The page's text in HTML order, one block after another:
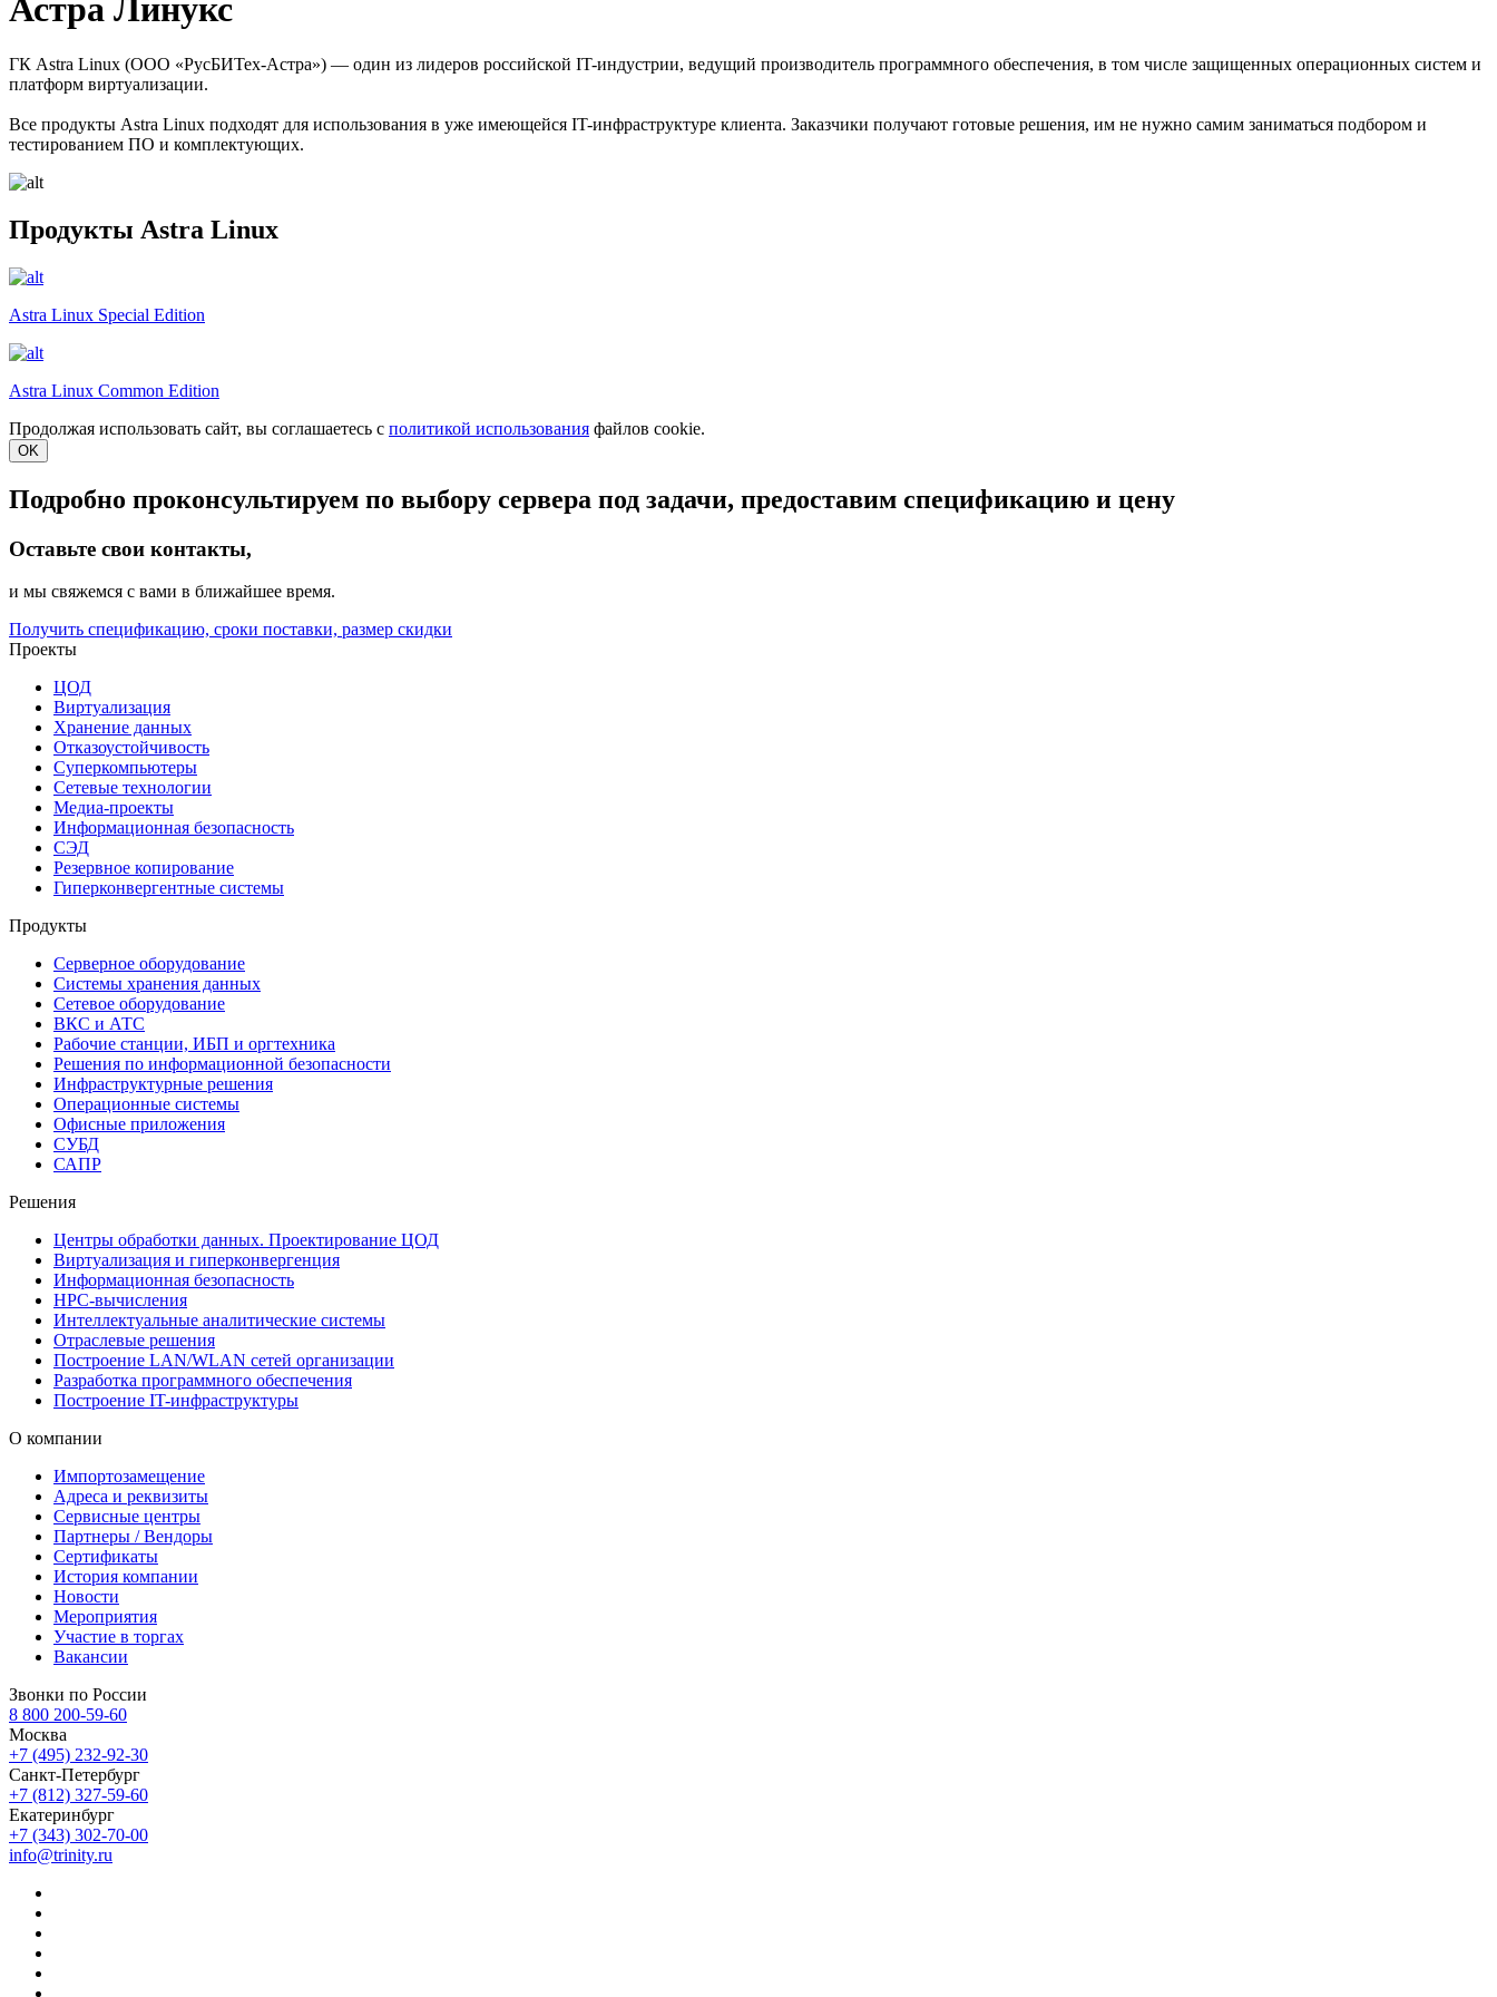
Астра Линукс
ГК Astra Linux (ООО «РусБИТех-Астра») — один из лидеров российской IT-индустрии, ведущий производитель программного обеспечения, в том числе защищенных операционных систем и
платформ виртуализации.
Все продукты Astra Linux подходят для использования в уже имеющейся IT-инфраструктуре клиента. Заказчики получают готовые решения, им не нужно самим заниматься подбором и
тестированием ПО и комплектующих.
Продукты Astra Linux
Astra Linux Special Edition
Astra Linux Common Edition
Продолжая использовать сайт, вы соглашаетесь с политикой использования файлов cookie.
OK
Подробно проконсультируем по выбору сервера под задачи, предоставим спецификацию и цену
Оставьте свои контакты,
и мы свяжемся с вами в ближайшее время.
Получить спецификацию, сроки поставки, размер скидки
Проекты
ЦОД
Виртуализация
Хранение данных
Отказоустойчивость
Суперкомпьютеры
Сетевые технологии
Медиа-проекты
Информационная безопасность
СЭД
Резервное копирование
Гиперконвергентные системы
Продукты
Серверное оборудование
Системы хранения данных
Сетевое оборудование
ВКС и АТС
Рабочие станции, ИБП и оргтехника
Решения по информационной безопасности
Инфраструктурные решения
Операционные системы
Офисные приложения
СУБД
САПР
Решения
Центры обработки данных. Проектирование ЦОД
Виртуализация и гиперконвергенция
Информационная безопасность
HPC-вычисления
Интеллектуальные аналитические системы
Отраслевые решения
Построение LAN/WLAN сетей организации
Разработка программного обеспечения
Построение IT-инфраструктуры
О компании
Импортозамещение
Адреса и реквизиты
Сервисные центры
Партнеры / Вендоры
Сертификаты
История компании
Новости
Мероприятия
Участие в торгах
Вакансии
Звонки по России
8 800 200-59-60
Москва
+7 (495) 232-92-30
Санкт-Петербург
+7 (812) 327-59-60
Екатеринбург
+7 (343) 302-70-00
info@trinity.ru